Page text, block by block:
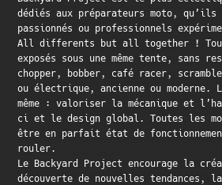
dédiés aux préparateurs moto, qu’ils
passionnés ou professionnels
All differents but all together !
exposés sous une même tente, sans
chopper, bobber, café racer,
ou électrique, ancienne ou
même : valoriser la mécanique et
ci et le design global. Toutes les
être en parfait état de
rouler.
Le Backyard Project encourage la
découverte de nouvelles tendances,